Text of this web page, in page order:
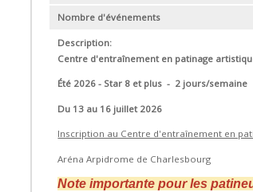
Nombre d'événements
Description:
Centre d'entraînement en patinage
Été 2026 - Star 8 et plus - 2 jours/semaine
Du 13 au 16 juillet 2026
Inscription au Centre d'entraînement en
Aréna Arpidrome de Charlesbourg
Note importante pour les